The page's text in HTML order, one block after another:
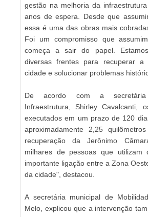
gestão na melhoria da
anos de espera. Desde que
essa é uma das obras mais
Foi um compromisso que
começa a sair do papel.
diversas frentes para recuperar a
cidade e solucionar problemas
De acordo com a
Infraestrutura, Shirley Cavalcanti,
executados em um prazo de 120
aproximadamente 2,25
recuperação da Jerônimo
milhares de pessoas que utilizam
importante ligação entre a Zona
da cidade", destacou.
A secretária municipal de
Melo, explicou que a intervenção